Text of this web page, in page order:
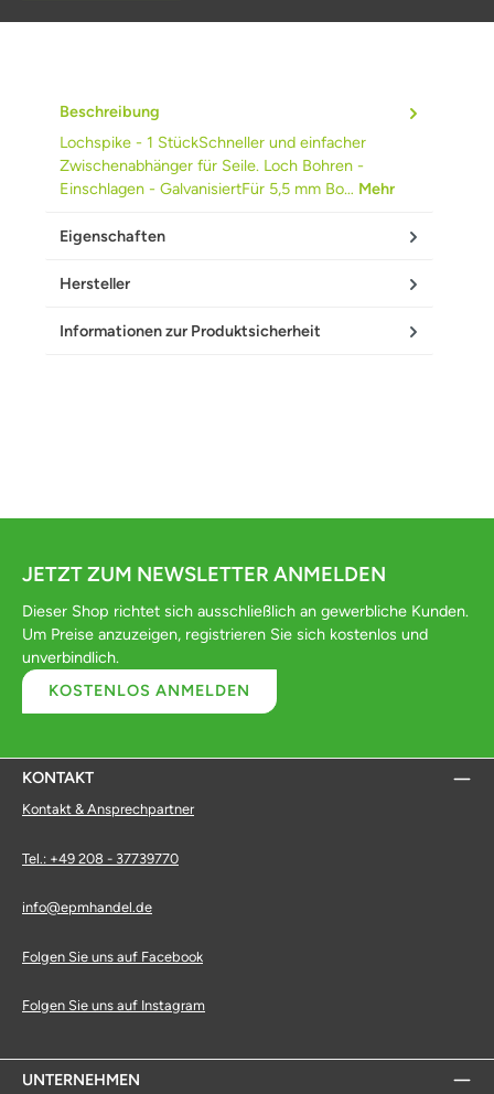
Beschreibung
Lochspike - 1 StückSchneller und einfacher
Zwischenabhänger für Seile. Loch Bohren -
Einschlagen - GalvanisiertFür 5,5 mm Bo… Mehr
Eigenschaften
Hersteller
Informationen zur Produktsicherheit
JETZT ZUM NEWSLETTER ANMELDEN
Dieser Shop richtet sich ausschließlich an gewerbliche Kunden.
Um Preise anzuzeigen, registrieren Sie sich kostenlos und
unverbindlich.
KOSTENLOS ANMELDEN
KONTAKT
Kontakt & Ansprechpartner
Tel.: +49 208 - 37739770
info@epmhandel.de
Folgen Sie uns auf Facebook
Folgen Sie uns auf Instagram
UNTERNEHMEN